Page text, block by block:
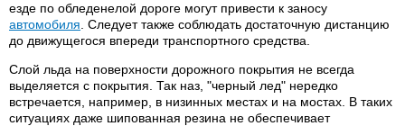
езде по обледенелой дороге могут привести к заносу
автомобиля . Следует также соблюдать достаточную дистанцию
до движущегося впереди транспортного средства.
Слой льда на поверхности дорожного покрытия не всегда
выделяется с покрытия. Так наз, "черный лед" нередко
встречается, например, в низинных местах и на мостах. В таких
ситуациях даже шипованная резина не обеспечивает